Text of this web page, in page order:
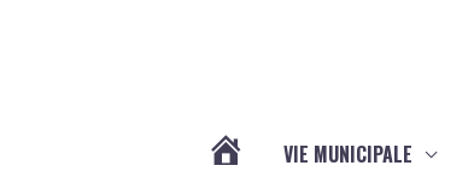
VIE MUNICIPALE